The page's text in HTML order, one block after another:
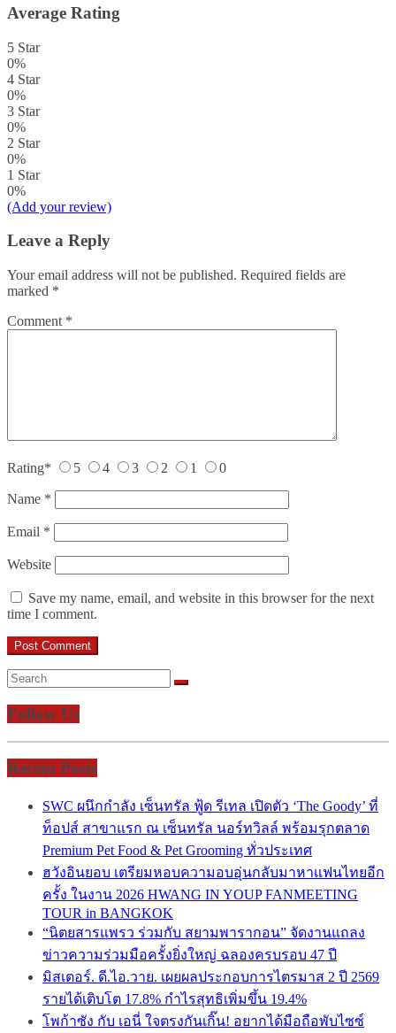
Average Rating
5 Star
0%
4 Star
0%
3 Star
0%
2 Star
0%
1 Star
0%
(Add your review)
Leave a Reply
Your email address will not be published. Required fields are
marked *
Comment *
Rating* 5 4 3 2 1 0
Name *
Email *
Website
Save my name, email, and website in this browser for the next
time I comment.
Follow Us
Recent Posts
SWC ผนึกกำลัง เซ็นทรัล ฟู้ด รีเทล เปิดตัว ‘The Goody’ ที่
ท็อปส์ สาขาแรก ณ เซ็นทรัล นอร์ทวิลล์ พร้อมรุกตลาด
Premium Pet Food & Pet Grooming ทั่วประเทศ
ฮวังอินยอบ เตรียมหอบความอบอุ่นกลับมาหาแฟนไทยอีก
ครั้ง ในงาน 2026 HWANG IN YOUP FANMEETING
TOUR in BANGKOK
“นิตยสารแพรว ร่วมกับ สยามพารากอน” จัดงานแถลง
ข่าวความร่วมมือครั้งยิ่งใหญ่ ฉลองครบรอบ 47 ปี
มิสเตอร์. ดี.ไอ.วาย. เผยผลประกอบการไตรมาส 2 ปี 2569
รายได้เติบโต 17.8% กำไรสุทธิเพิ่มขึ้น 19.4%
โพก้าซัง กับ เอนี่ ใจตรงกันเกิ๊น! อยากได้มือถือพับไซซ์